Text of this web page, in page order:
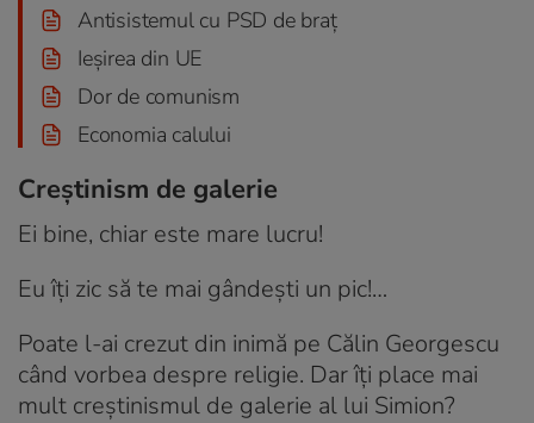
Antisistemul cu PSD de braț
Ieșirea din UE
Dor de comunism
Economia calului
Creștinism de galerie
Ei bine, chiar este mare lucru!
Eu îți zic să te mai gândești un pic!…
Poate l-ai crezut din inimă pe Călin Georgescu
când vorbea despre religie. Dar îți place mai
mult creștinismul de galerie al lui Simion?